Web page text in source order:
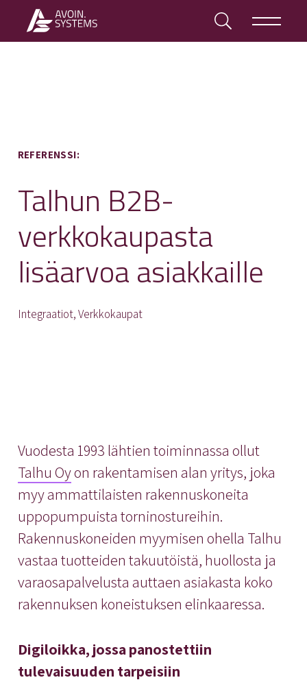
REFERENSSI:
Talhun B2B-
verkkokaupasta
lisäarvoa asiakkaille
Integraatiot, Verkkokaupat
Vuodesta 1993 lähtien toiminnassa ollut
Talhu Oyon rakentamisen alan yritys, joka
myy ammattilaisten rakennuskoneita
uppopumpuista torninostureihin.
Rakennuskoneiden myymisen ohella Talhu
vastaa tuotteiden takuutöistä, huollosta ja
varaosapalvelusta auttaen asiakasta koko
rakennuksen koneistuksen elinkaaressa.
Digiloikka, jossa panostettiin
tulevaisuuden tarpeisiin